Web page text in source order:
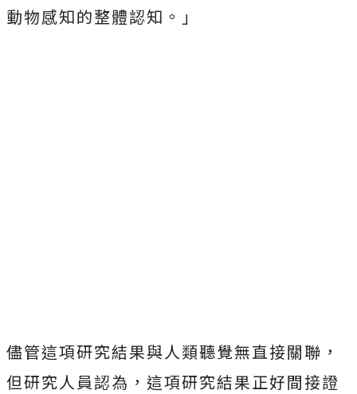
動物感知的整體認知。」
儘管這項研究結果與人類聽覺無直接關聯，
但研究人員認為，這項研究結果正好間接證